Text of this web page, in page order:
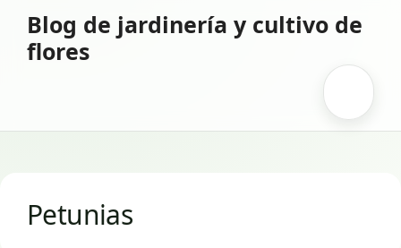
contenido
Blog de jardinería y cultivo de
flores
Petunias